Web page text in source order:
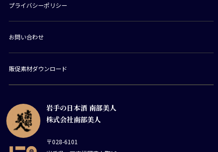
岩手の日本酒 南部美人
株式会社南部美人
〒028-6101
プライバシーポリシー
お問い合わせ
販促素材ダウンロード